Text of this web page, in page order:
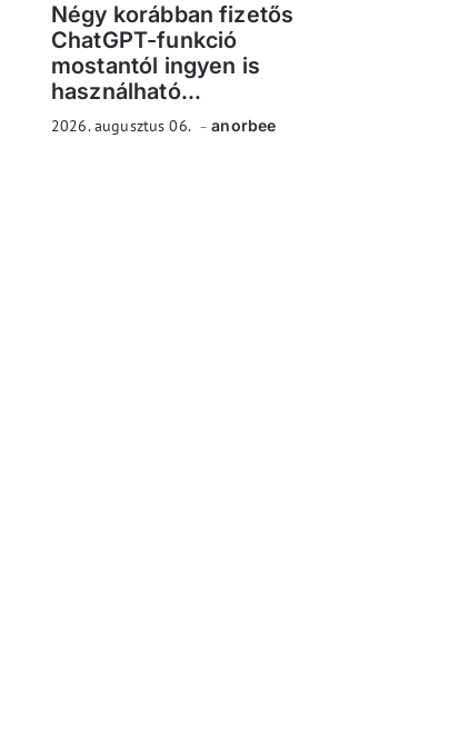
Négy korábban fizetős
ChatGPT-funkció
mostantól ingyen is
használható...
2026. augusztus 06. anorbee